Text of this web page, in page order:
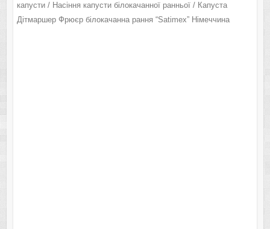
капусти/ Насіння капусти білокачанної ранньої/ Капуста
Дітмаршер Фрюєр білокачанна рання “Satimex” Німеччина